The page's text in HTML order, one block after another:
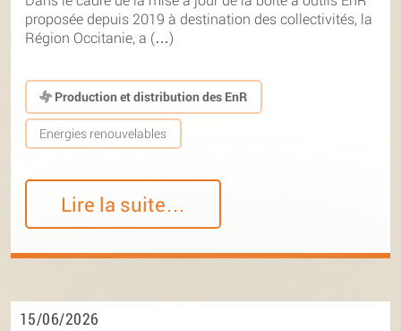
proposée depuis 2019 à destination des collectivités, la
Région Occitanie, a (…)
Production et distribution des EnR
Energies renouvelables
Lire la suite…
15/06/2026